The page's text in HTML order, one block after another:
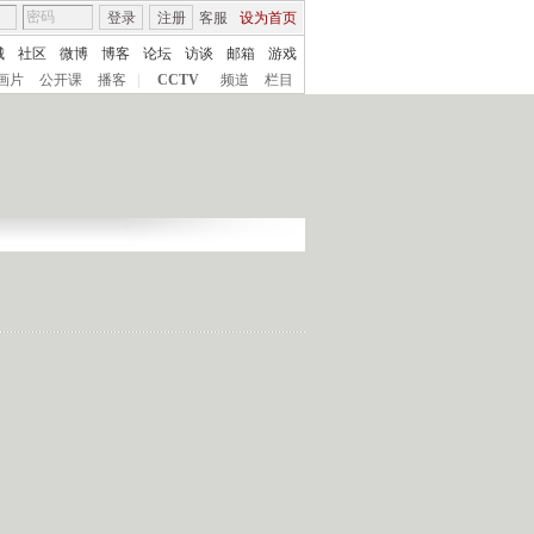
客服 设为首页
登录 注册
社区 微博 博客 论坛 访谈 邮箱
游戏
片
公开课 播客 CCTV 频道 栏目